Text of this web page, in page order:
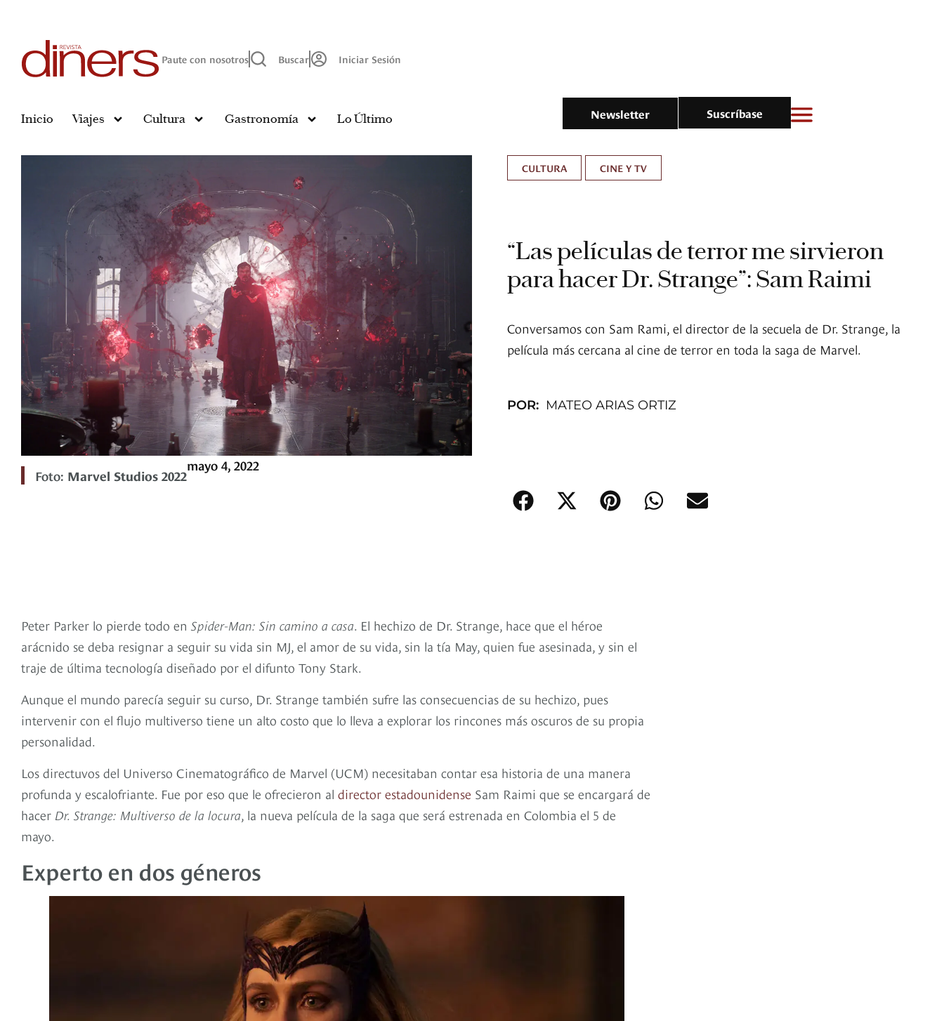
Paute con nosotros Buscar Iniciar Sesión
Inicio Viajes Cultura Gastronomía Lo Último Newsletter Suscríbase
Foto: Marvel Studios 2022
mayo 4, 2022
CULTURA CINE Y TV
“Las películas de terror me sirvieron
para hacer Dr. Strange”: Sam Raimi
Conversamos con Sam Rami, el director de la secuela de Dr. Strange, la
película más cercana al cine de terror en toda la saga de Marvel.
POR: MATEO ARIAS ORTIZ
Peter Parker lo pierde todo en Spider-Man: Sin camino a casa. El hechizo de Dr. Strange, hace que el héroe
arácnido se deba resignar a seguir su vida sin MJ, el amor de su vida, sin la tía May, quien fue asesinada, y sin el
traje de última tecnología diseñado por el difunto Tony Stark.
Aunque el mundo parecía seguir su curso, Dr. Strange también sufre las consecuencias de su hechizo, pues
intervenir con el flujo multiverso tiene un alto costo que lo lleva a explorar los rincones más oscuros de su propia
personalidad.
Los directuvos del Universo Cinematográfico de Marvel (UCM) necesitaban contar esa historia de una manera
profunda y escalofriante. Fue por eso que le ofrecieron al director estadounidense Sam Raimi que se encargará de
hacer Dr. Strange: Multiverso de la locura, la nueva película de la saga que será estrenada en Colombia el 5 de
mayo.
Experto en dos géneros